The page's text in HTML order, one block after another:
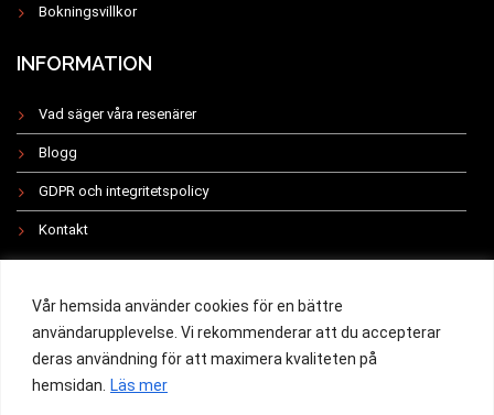
Vår hemsida använder cookies för en bättre
användarupplevelse. Vi rekommenderar att du accepterar
deras användning för att maximera kvaliteten på
hemsidan. Läs mer
Bokningsvillkor
INFORMATION
Vad säger våra resenärer
Blogg
GDPR och integritetspolicy
Kontakt